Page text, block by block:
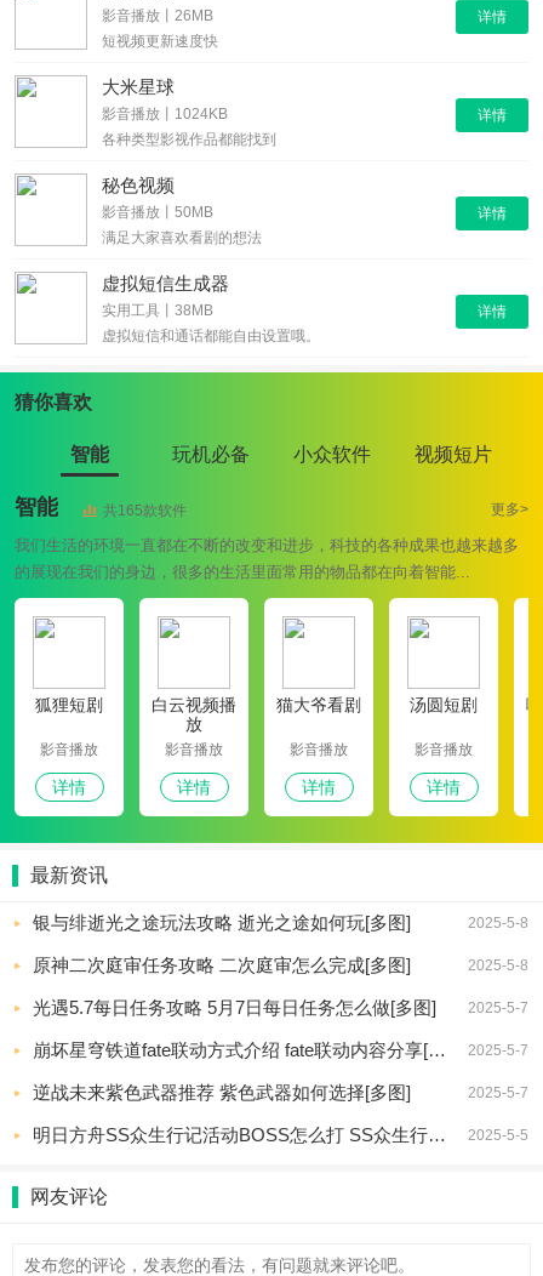
详情
影音播放丨26MB
短视频更新速度快
详情
大米星球
影音播放丨1024KB
各种类型影视作品都能找到
详情
秘色视频
影音播放丨50MB
满足大家喜欢看剧的想法
详情
虚拟短信生成器
实用工具丨38MB
虚拟短信和通话都能自由设置哦。
猜你喜欢
智能 玩机必备 小众软件 视频短片
智能 共165款软件 更多>
我们生活的环境一直都在不断的改变和进步，科技的各种成果也越来越多
的展现在我们的身边，很多的生活里面常用的物品都在向着智能...
狐狸短剧
影音播放
详情
白云视频播
放
影音播放
详情
猫大爷看剧
影音播放
详情
汤圆短剧
影音播放
详情
最新资讯
银与绯逝光之途玩法攻略 逝光之途如何玩[多图] 2025-5-8
原神二次庭审任务攻略 二次庭审怎么完成[多图] 2025-5-8
光遇5.7每日任务攻略 5月7日每日任务怎么做[多图] 2025-5-7
崩坏星穹铁道fate联动方式介绍 fate联动内容分享[多图] 2025-5-7
逆战未来紫色武器推荐 紫色武器如何选择[多图] 2025-5-7
明日方舟SS众生行记活动BOSS怎么打 SS众生行记活动机制怎么样[多图] 2025-5-5
网友评论